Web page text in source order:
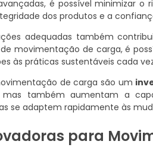
é possível minimizar
dos produtos e a
adequadas também
movimentação de carga, é
às práticas sustentáveis cada
de carga são um
mas também aumentam a
se adaptem rapidamente às
para